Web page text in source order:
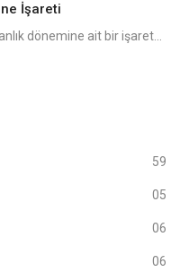
İşareti
dönemine ait bir işaret...
59
05
06
06